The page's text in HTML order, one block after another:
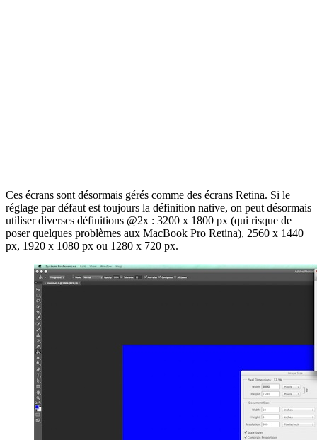
Ces écrans sont désormais gérés comme des écrans Retina. Si le
réglage par défaut est toujours la définition native, on peut désormais
utiliser diverses définitions @2x : 3200 x 1800 px (qui risque de
poser quelques problèmes aux MacBook Pro Retina), 2560 x 1440
px, 1920 x 1080 px ou 1280 x 720 px.